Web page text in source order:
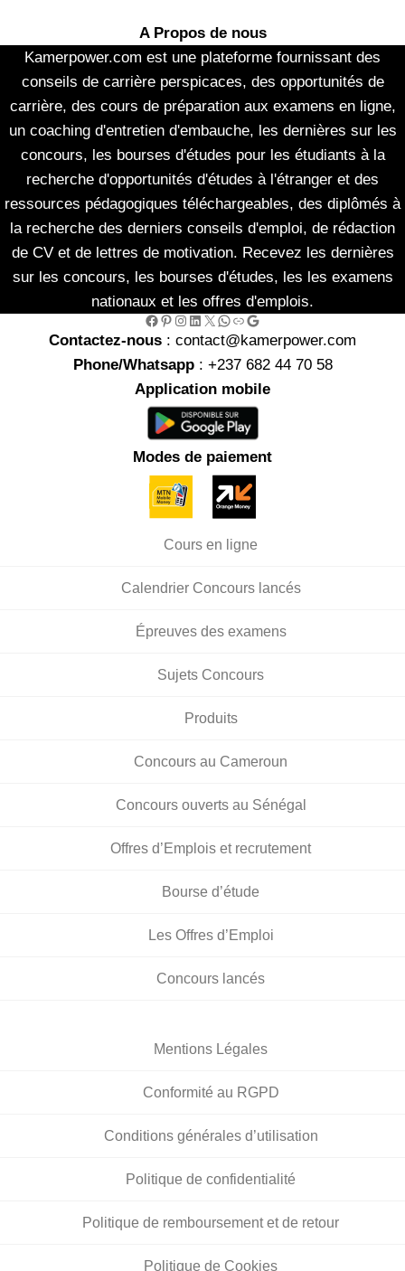
A Propos de nous
Kamerpower.com est une plateforme fournissant des
conseils de carrière perspicaces, des opportunités de
carrière, des cours de préparation aux examens en ligne,
un coaching d'entretien d'embauche, les dernières sur les
concours, les bourses d'études pour les étudiants à la
recherche d'opportunités d'études à l'étranger et des
ressources pédagogiques téléchargeables, des diplômés à
la recherche des derniers conseils d'emploi, de rédaction
de CV et de lettres de motivation. Recevez les dernières
sur les concours, les bourses d'études, les les examens
nationaux et les offres d'emplois.
Facebook Pinterest Instagram LinkedIn X WhatsApp Link Google
Contactez-nous : contact@kamerpower.com
Phone/Whatsapp: +237 682 44 70 58
Application mobile
Modes de paiement
Cours en ligne
Calendrier Concours lancés
Épreuves des examens
Sujets Concours
Produits
Concours au Cameroun
Concours ouverts au Sénégal
Offres d’Emplois et recrutement
Bourse d’étude
Les Offres d’Emploi
Concours lancés
Mentions Légales
Conformité au RGPD
Conditions générales d’utilisation
Politique de confidentialité
Politique de remboursement et de retour
Politique de Cookies